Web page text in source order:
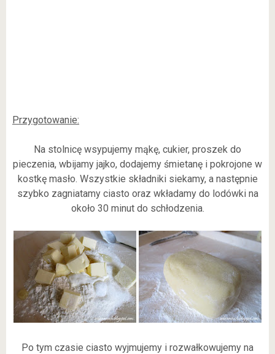
Przygotowanie:
Na stolnicę wsypujemy mąkę, cukier, proszek do
pieczenia, wbijamy jajko, dodajemy śmietanę i pokrojone w
kostkę masło. Wszystkie składniki siekamy, a następnie
szybko zagniatamy ciasto oraz wkładamy do lodówki na
około 30 minut do schłodzenia.
Po tym czasie ciasto wyjmujemy i rozwałkowujemy na